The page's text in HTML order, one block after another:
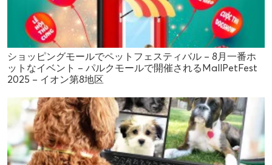
ショッピングモールでペットフェスティバル – 8月一番ホ
ットなイベント – パルクモールで開催されるMallPetFest
2025 – イオン第8地区